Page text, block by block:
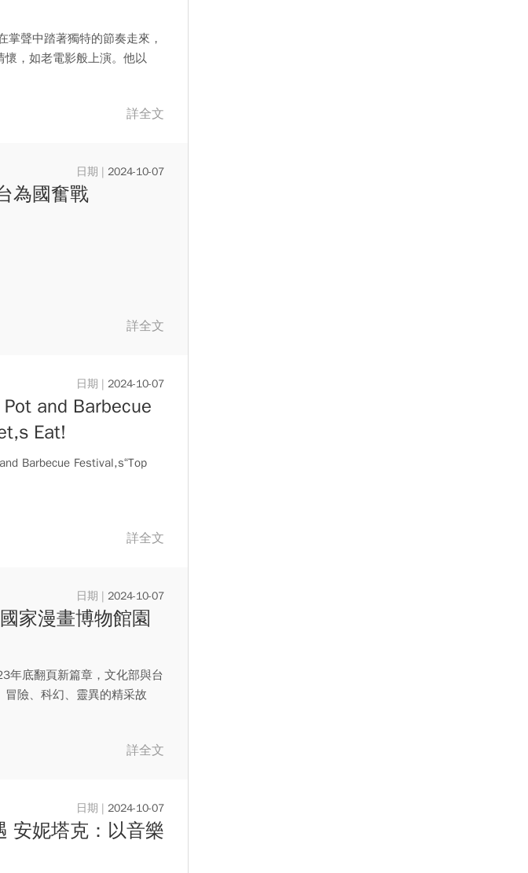
掌聲中踏著獨特的節奏走來，
懷，如老電影般上演。他以
詳全文
2024-10-07
為國奮戰
詳全文
2024-10-07
and Barbecue
Eat!
Barbecue Festival,s“Top
詳全文
2024-10-07
家漫畫博物館園
年底翻頁新篇章，文化部與台
險、科幻、靈異的精采故
詳全文
2024-10-07
安妮塔克：以音樂